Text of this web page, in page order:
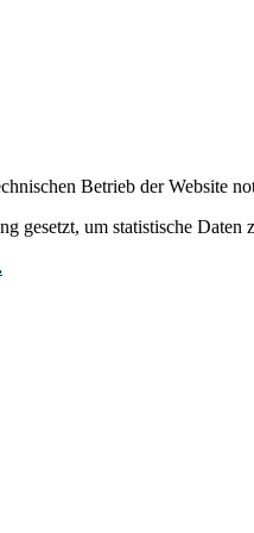
Betrieb der Website
gesetzt, um statistische